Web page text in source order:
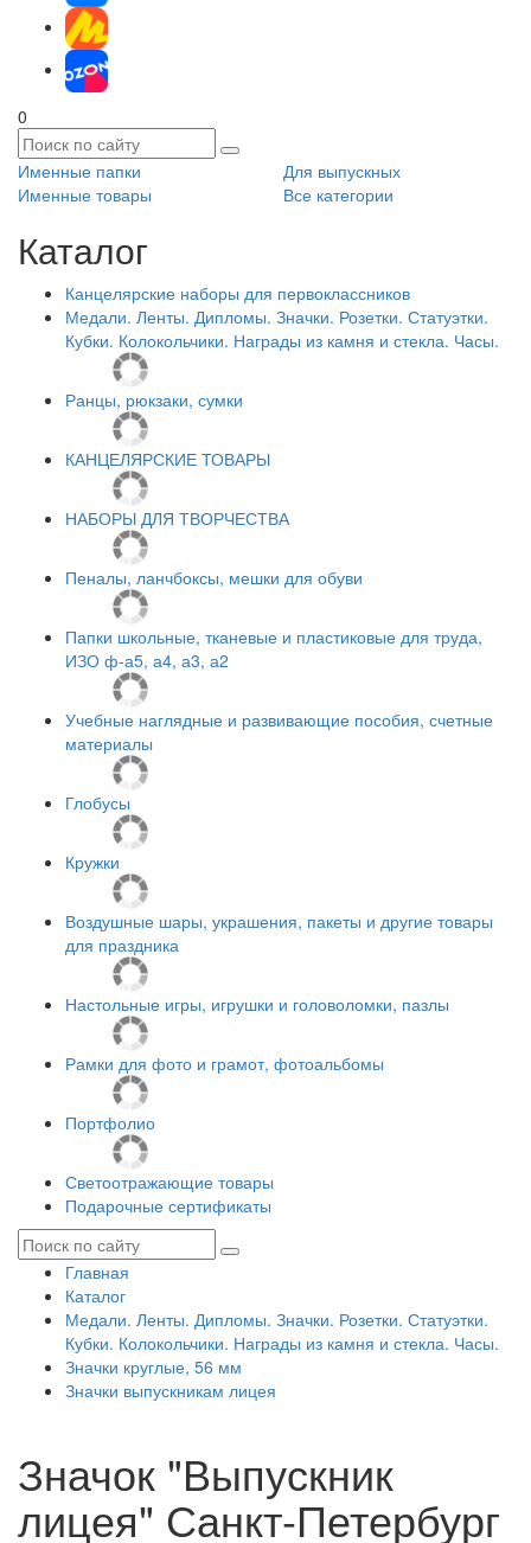
0
Именные папки
Для выпускных
Именные товары
Все категории
Каталог
Канцелярские наборы для первоклассников
Медали. Ленты. Дипломы. Значки. Розетки. Статуэтки.
Кубки. Колокольчики. Награды из камня и стекла. Часы.
Ранцы, рюкзаки, сумки
КАНЦЕЛЯРСКИЕ ТОВАРЫ
НАБОРЫ ДЛЯ ТВОРЧЕСТВА
Пеналы, ланчбоксы, мешки для обуви
Папки школьные, тканевые и пластиковые для труда,
ИЗО ф-а5, а4, а3, а2
Учебные наглядные и развивающие пособия, счетные
материалы
Глобусы
Кружки
Воздушные шары, украшения, пакеты и другие товары
для праздника
Настольные игры, игрушки и головоломки, пазлы
Рамки для фото и грамот, фотоальбомы
Портфолио
Светоотражающие товары
Подарочные сертификаты
Главная
Каталог
Медали. Ленты. Дипломы. Значки. Розетки. Статуэтки.
Кубки. Колокольчики. Награды из камня и стекла. Часы.
Значки круглые, 56 мм
Значки выпускникам лицея
Значок "Выпускник
лицея" Санкт-Петербург